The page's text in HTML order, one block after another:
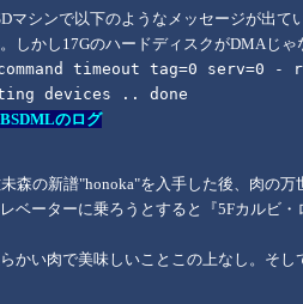
マシンで以下のようなメッセージが出
しかし17GのハードディスクがDMAじ
command timeout tag=0 serv=0 -
devices .. done
のログ
森の新譜"honoka"を入手した後、肉の
ベーターに乗ろうとすると『5Fカルビ
かい肉で美味しいことこの上なし。そ